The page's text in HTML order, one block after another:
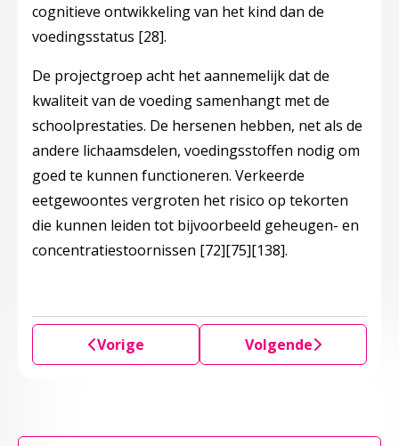
cognitieve ontwikkeling van het kind dan de
voedingsstatus [28].
De projectgroep acht het aannemelijk dat de
kwaliteit van de voeding samenhangt met de
schoolprestaties. De hersenen hebben, net als de
andere lichaamsdelen, voedingsstoffen nodig om
goed te kunnen functioneren. Verkeerde
eetgewoontes vergroten het risico op tekorten
die kunnen leiden tot bijvoorbeeld geheugen- en
concentratiestoornissen [72][75][138].
Vorige Volgende